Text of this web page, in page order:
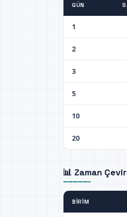
GÜN
1
2
3
5
10
20
📊 Zaman
BIRIM